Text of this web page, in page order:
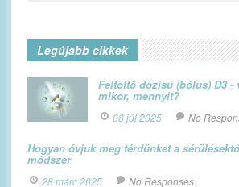
Legújabb cikkek
Feltöltő dózisú (bólus) D3 -
mikor, mennyit?
08 júl 2025 No
Hogyan óvjuk meg térdünket a
módszer
28 márc 2025 No Responses.